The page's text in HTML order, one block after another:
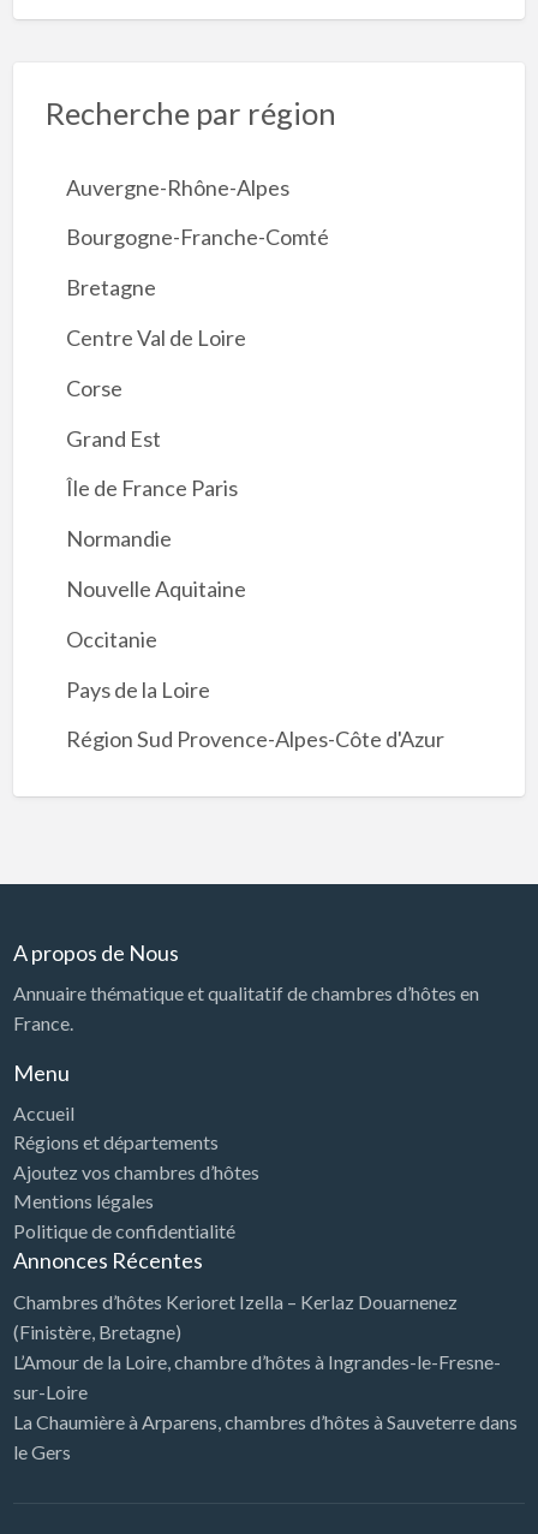
Recherche par région
Auvergne-Rhône-Alpes
Bourgogne-Franche-Comté
Bretagne
Centre Val de Loire
Corse
Grand Est
Île de France Paris
Normandie
Nouvelle Aquitaine
Occitanie
Pays de la Loire
Région Sud Provence-Alpes-Côte d'Azur
A propos de Nous
Annuaire thématique et qualitatif de chambres d’hôtes en
France.
Menu
Accueil
Régions et départements
Ajoutez vos chambres d’hôtes
Mentions légales
Politique de confidentialité
Annonces Récentes
Chambres d’hôtes Kerioret Izella – Kerlaz Douarnenez
(Finistère, Bretagne)
L’Amour de la Loire, chambre d’hôtes à Ingrandes-le-Fresne-
sur-Loire
La Chaumière à Arparens, chambres d’hôtes à Sauveterre dans
le Gers